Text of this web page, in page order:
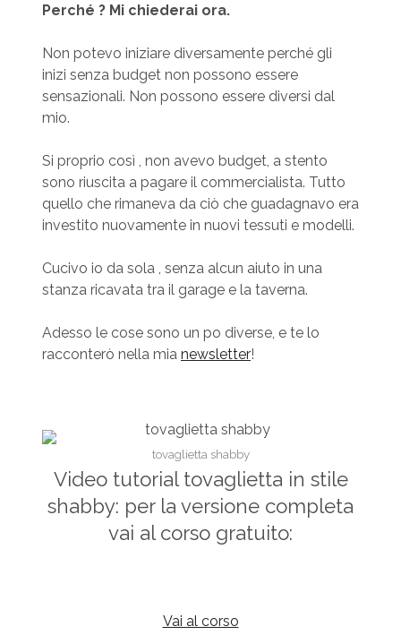
Perché ? Mi chiederai ora.
Non potevo iniziare diversamente perché gli
inizi senza budget non possono essere
sensazionali. Non possono essere diversi dal
mio.
Si proprio così , non avevo budget, a stento
sono riuscita a pagare il commercialista. Tutto
quello che rimaneva da ciò che guadagnavo era
investito nuovamente in nuovi tessuti e modelli.
Cucivo io da sola , senza alcun aiuto in una
stanza ricavata tra il garage e la taverna.
Adesso le cose sono un po diverse, e te lo
racconterò nella mia newsletter!
tovaglietta shabby
Video tutorial tovaglietta in stile
shabby: per la versione completa
vai al corso gratuito:
Vai al corso